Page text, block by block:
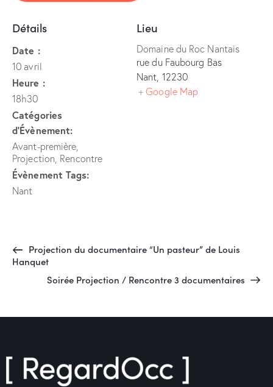
Détails
Date :
10 avril
Heure :
18h30
Catégories
d’Évènement:
Avant-première,
Projection, Rencontre
Évènement Tags:
Nant
Lieu
Domaine du Roc Nantais
rue du Faubourg Bas
Nant, 12230
+ Google Map
Projection du documentaire “Un pasteur” de Louis
Hanquet
Soirée Projection / Rencontre 3 documentaires